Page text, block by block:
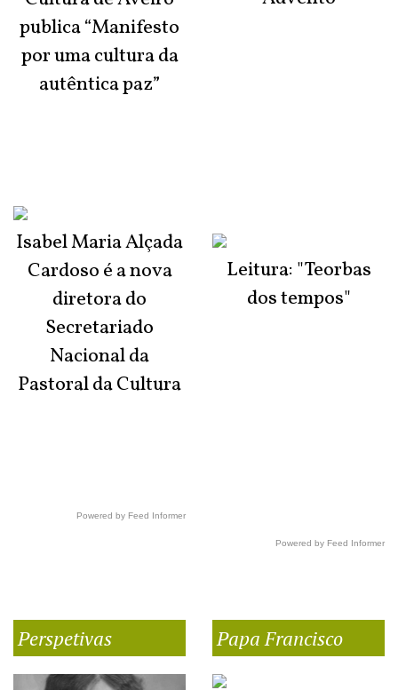
publica “Manifesto
por uma cultura da
autêntica paz”
Isabel Maria Alçada
Cardoso é a nova
diretora do
Secretariado
Nacional da
Pastoral da Cultura
Powered by Feed Informer
Leitura: "Teorbas
dos tempos"
Powered by Feed Informer
Perspetivas Papa Francisco